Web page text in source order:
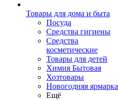
Товары для дома и быта
Посуда
Средства гигиены
Средства
косметические
Товары для детей
Химия Бытовая
Хозтовары
Новогодняя ярмарка
Ещё